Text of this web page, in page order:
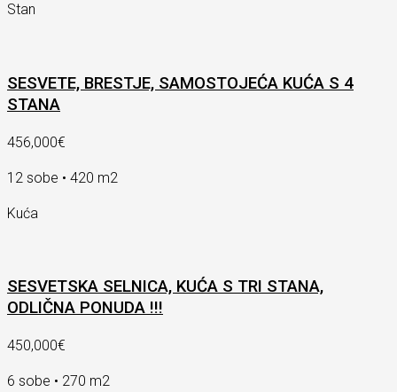
Stan
SESVETE, BRESTJE, SAMOSTOJEĆA KUĆA S 4
STANA
456,000€
12 sobe • 420 m2
Kuća
SESVETSKA SELNICA, KUĆA S TRI STANA,
ODLIČNA PONUDA !!!
450,000€
6 sobe • 270 m2